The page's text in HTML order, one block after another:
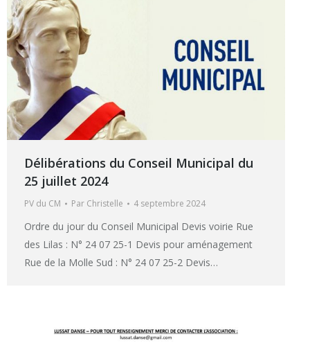
Délibérations du Conseil Municipal du
25 juillet 2024
PV du CM Par Christelle 4 septembre 2024
Ordre du jour du Conseil Municipal Devis voirie Rue
des Lilas : N° 24 07 25-1 Devis pour aménagement
Rue de la Molle Sud : N° 24 07 25-2 Devis…